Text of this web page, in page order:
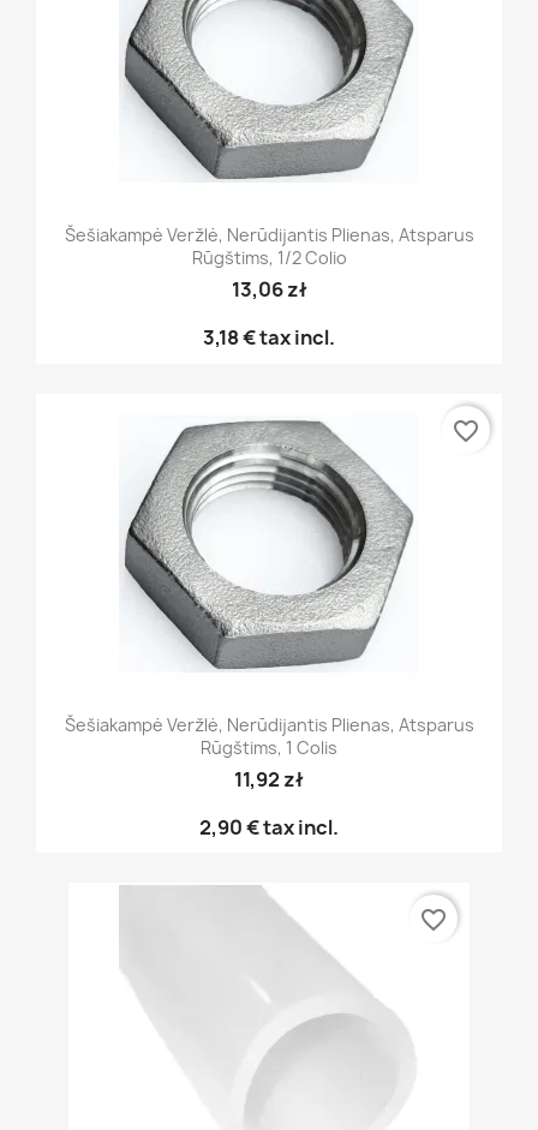
Šešiakampė Veržlė, Nerūdijantis Plienas, Atsparus
Rūgštims, 1/2 Colio
13,06 zł
3,18 €tax incl.
Šešiakampė Veržlė, Nerūdijantis Plienas, Atsparus
Rūgštims, 1 Colis
11,92 zł
2,90 €tax incl.
favorite_border
favorite_border